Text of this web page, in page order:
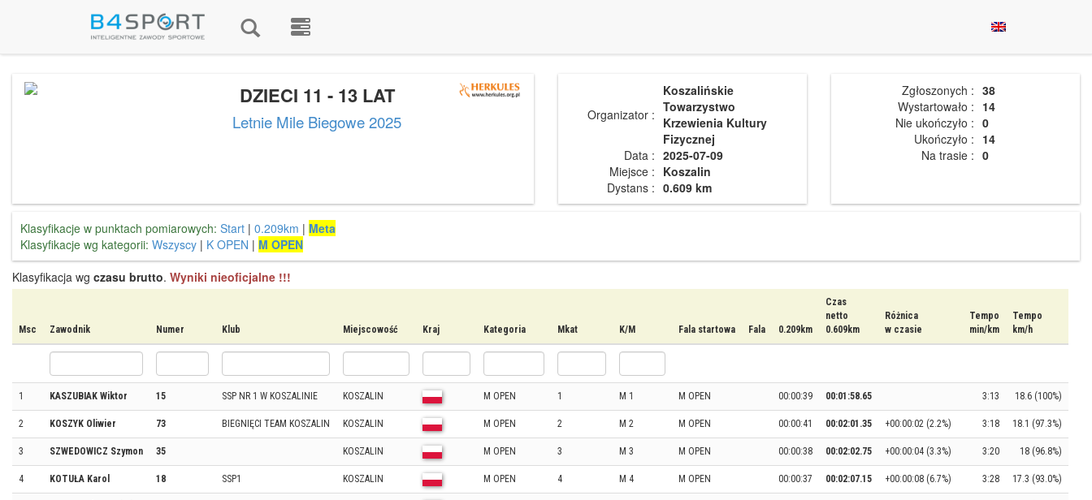
DZIECI 11 - 13 LAT
Letnie Mile Biegowe 2025 Organizator :
Koszalińskie
Towarzystwo
Krzewienia Kultury
Fizycznej
Data : 2025-07-09
Miejsce : Koszalin
Dystans : 0.609 km
Zgłoszonych : 38
Wystartowało : 14
Nie ukończyło : 0
Ukończyło : 14
Na trasie : 0
Klasyfikacje w punktach pomiarowych: Start | 0.209km | Meta
Klasyfikacje wg kategorii: Wszyscy | K OPEN | M OPEN
Klasyfikacja wg czasu brutto. Wyniki nieoficjalne !!!
Msc Zawodnik Numer Klub Miejscowość Kraj Kategoria Mkat K/M Fala startowa Fala 0.209km
Czas
netto
0.609km
Różnica
w czasie
Tempo
min/km
Tempo
km/h
1 KASZUBIAK Wiktor 15 SSP NR 1 W KOSZALINIE KOSZALIN M OPEN 1 M 1 M OPEN 00:00:39 00:01:58.65 3:13 18.6 (100%)
2 KOSZYK Oliwier 73 BIEGNIĘCI TEAM KOSZALIN KOSZALIN M OPEN 2 M 2 M OPEN 00:00:41 00:02:01.35 +00:00:02 (2.2%) 3:18 18.1 (97.3%)
3 SZWEDOWICZ Szymon 35 KOSZALIN M OPEN 3 M 3 M OPEN 00:00:38 00:02:02.75 +00:00:04 (3.3%) 3:20 18 (96.8%)
4 KOTUŁA Karol 18 SSP1 KOSZALIN M OPEN 4 M 4 M OPEN 00:00:37 00:02:07.15 +00:00:08 (6.7%) 3:28 17.3 (93.0%)